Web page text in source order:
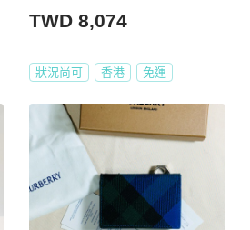
TWD 8,074
狀況尚可 香港 免運